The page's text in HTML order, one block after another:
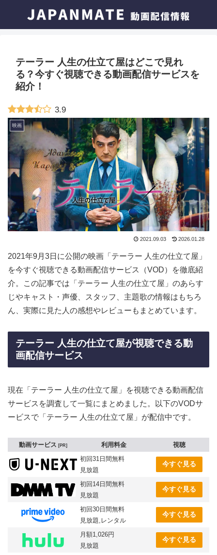
テーラー 人生の仕立て屋はどこで見れ
る？今すぐ視聴できる動画配信サービスを
紹介！
3.9
映画
2021.09.03 2026.01.28
2021年9月3日に公開の映画「テーラー 人生の仕立て屋」
を今すぐ視聴できる動画配信サービス（VOD）を徹底紹
介。この記事では「テーラー 人生の仕立て屋」のあらす
じやキャスト・声優、スタッフ、主題歌の情報はもちろ
ん、実際に見た人の感想やレビューもまとめています。
テーラー 人生の仕立て屋が視聴できる動
画配信サービス
現在「テーラー 人生の仕立て屋」を視聴できる動画配信
サービスを調査して一覧にまとめました。以下のVODサ
ービスで「テーラー 人生の仕立て屋」が配信中です。
動画サービス PR 利用料金
視聴
初回31日間無料
見放題
今すぐ見る
初回14日間無料
見放題
今すぐ見る
初回30日間無料
見放題,レンタル
今すぐ見る
月額1,026円
見放題
今すぐ見る